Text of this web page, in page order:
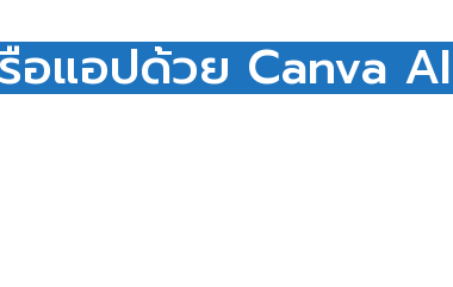
อแอปด้วย Canva AI